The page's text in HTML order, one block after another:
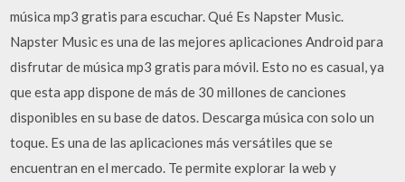
música mp3 gratis para escuchar. Qué Es Napster Music.
Napster Music es una de las mejores aplicaciones Android para
disfrutar de música mp3 gratis para móvil. Esto no es casual, ya
que esta app dispone de más de 30 millones de canciones
disponibles en su base de datos. Descarga música con solo un
toque. Es una de las aplicaciones más versátiles que se
encuentran en el mercado. Te permite explorar la web y